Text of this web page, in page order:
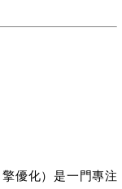
擎優化）是一門專注